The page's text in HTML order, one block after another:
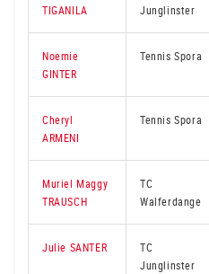
TIGANILA
Junglinster
Noemie
GINTER
Tennis Spora
Cheryl
ARMENI
Tennis Spora
Muriel Maggy
TRAUSCH
TC
Walferdange
Julie SANTER
TC
Junglinster